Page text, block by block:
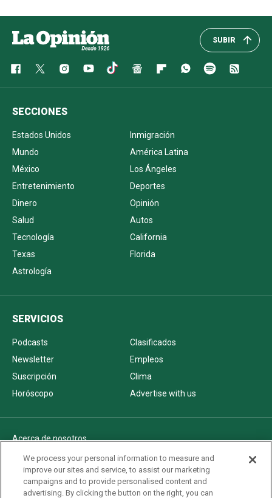
SUBIR
SECCIONES
Estados Unidos
Inmigración
Mundo
América Latina
México
Los Ángeles
Entretenimiento
Deportes
Dinero
Opinión
Salud
Autos
Tecnología
California
Texas
Florida
Astrología
SERVICIOS
Podcasts
Clasificados
Newsletter
Empleos
Suscripción
Clima
Horóscopo
Advertise with us
Acerca de nosotros
Politica de privacidad
Pautas Editoriales
AdChoices
We process your personal information to measure and
improve our sites and service, to assist our marketing
campaigns and to provide personalised content and
advertising. By clicking the button on the right, you can